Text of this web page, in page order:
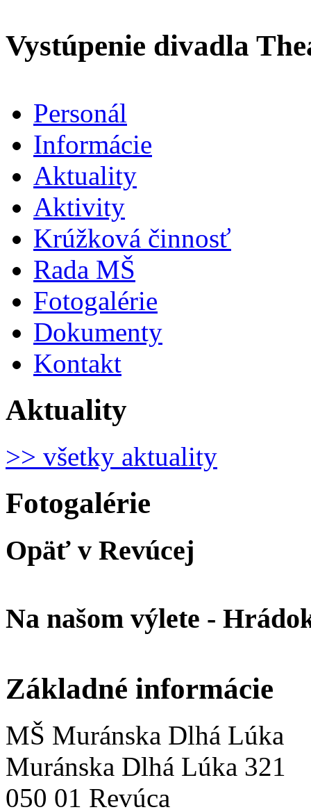
Vystúpenie divadla
Personál
Informácie
Aktuality
Aktivity
Krúžková činnosť
Rada MŠ
Fotogalérie
Dokumenty
Kontakt
Aktuality
>> všetky aktuality
Fotogalérie
Opäť v Revúcej
Na našom výlete -
Základné informácie
MŠ Muránska Dlhá Lúka
Muránska Dlhá Lúka 321
050 01 Revúca